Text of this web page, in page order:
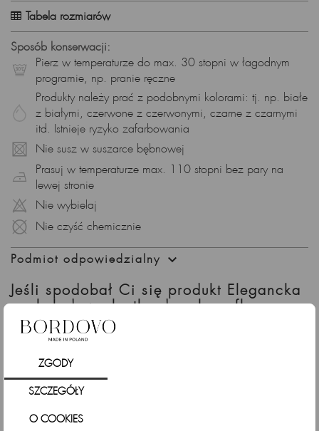
ciepły i miękki flausz,
kołnierz szalowy – subtelny akcent elegancji,
polska produkcja – wysoka jakość wykonania.
Kurtka na różne okazje
kurtka do pracy – wygodna i elegancka,
kurtka na spotkania rodzinne i ze znajomymi – stylowa i
modna,
kurtka na co dzień – idealna do casualowych stylizacji.
Podsumowanie
Czekoladowa kurtka damska z flauszu to idealne połączenie
wygody i elegancji w jesienno-zimowej garderobie. Jej
ponadczasowy kolor i minimalistyczny krój sprawiają, że
pasuje na wiele okazji.
Tabela rozmiarów
Sposób konserwacji:
Pierz w temperaturze do max. 30 stopni w łagodnym
programie, np. pranie ręczne
Produkty należy prać z podobnymi kolorami: tj. np. białe
z białymi, czerwone z czerwonymi, czarne z czarnymi
itd. Istnieje ryzyko zafarbowania
Nie susz w suszarce bębnowej
Prasuj w temperaturze max. 110 stopni bez pary na
lewej stronie
Nie wybielaj
Nie czyść chemicznie
Podmiot odpowiedzialny 
Jeśli spodobał Ci się produkt Elegancka
czekoladowa kurtka damska z flauszu na
jesień i zimę sprawdź także
ZGODY
SZCZEGÓŁY
O COOKIES